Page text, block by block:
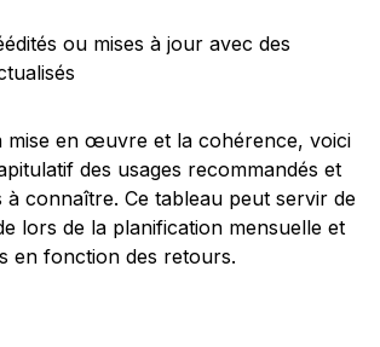
ou mises à jour avec des
mise en œuvre et la cohérence, voici
des usages recommandés et
à connaître. Ce tableau peut servir de
lors de la planification mensuelle et
en fonction des retours.